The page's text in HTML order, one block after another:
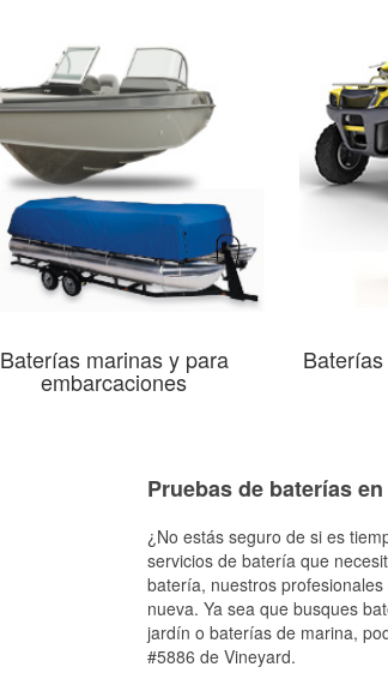
Baterías marinas y para
embarcaciones
Pruebas de baterías
¿No estás seguro de si es
servicios de batería que
batería, nuestros
nueva. Ya sea que busques
jardín o baterías de marina,
#5886 de Vineyard.